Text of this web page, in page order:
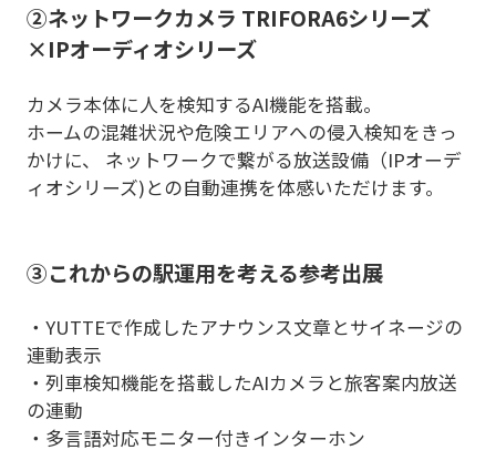
②ネットワークカメラ TRIFORA6シリーズ
×IPオーディオシリーズ
カメラ本体に人を検知するAI機能を搭載。
ホームの混雑状況や危険エリアへの侵入検知をきっ
かけに、 ネットワークで繋がる放送設備（IPオーデ
ィオシリーズ)との自動連携を体感いただけます。
③これからの駅運用を考える参考出展
・YUTTEで作成したアナウンス文章とサイネージの
連動表示
・列車検知機能を搭載したAIカメラと旅客案内放送
の連動
・多言語対応モニター付きインターホン